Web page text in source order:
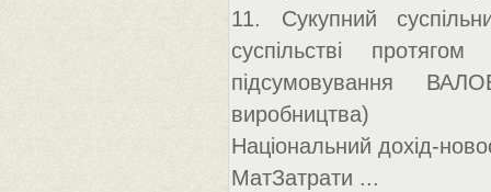
11. Сукупний
суспільстві
підсумовування
виробництва)
Національний дохід-
МатЗатрати ...